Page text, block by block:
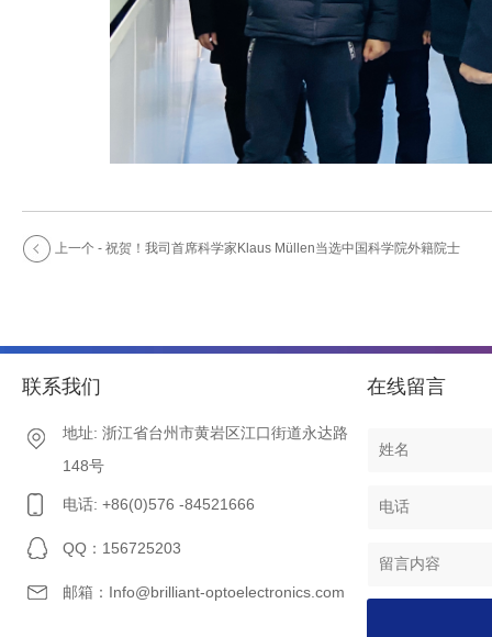
上一个 - 祝贺！我司首席科学家Klaus Müllen当选中国科学院外籍院士
联系我们
地址: 浙江省台州市黄岩区江口街道永达路
148号
电话: +86(0)576 -84521666
QQ：156725203
邮箱：Info@brilliant-optoelectronics.com
在线留言